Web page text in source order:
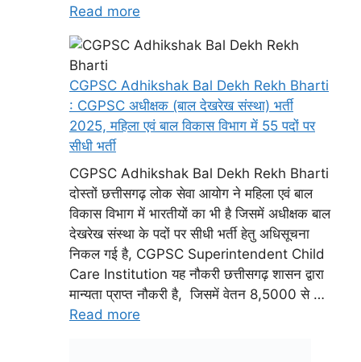
Read more
CGPSC Adhikshak Bal Dekh Rekh Bharti
: CGPSC अधीक्षक (बाल देखरेख संस्था) भर्ती
2025, महिला एवं बाल विकास विभाग में 55 पदों पर
सीधी भर्ती
CGPSC Adhikshak Bal Dekh Rekh Bharti
दोस्तों छत्तीसगढ़ लोक सेवा आयोग ने महिला एवं बाल
विकास विभाग में भारतीयों का भी है जिसमें अधीक्षक बाल
देखरेख संस्था के पदों पर सीधी भर्ती हेतु अधिसूचना
निकल गई है, CGPSC Superintendent Child
Care Institution यह नौकरी छत्तीसगढ़ शासन द्वारा
मान्यता प्राप्त नौकरी है, जिसमें वेतन 8,5000 से …
Read more